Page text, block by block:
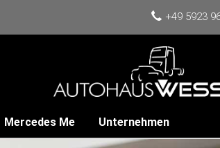
+49 5923
Mercedes Me Unternehmen